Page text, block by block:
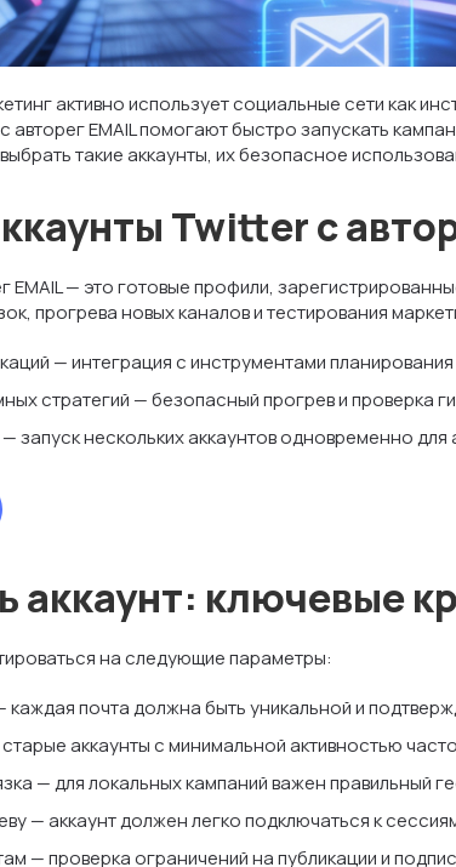
активно использует социальные сети как
авторег EMAIL помогают быстро запускать
такие аккаунты, их безопасное
Twitter с
EMAIL — это готовые профили,
прогрева новых каналов и тестирования
— интеграция с инструментами
стратегий — безопасный прогрев и проверка
запуск нескольких аккаунтов одновременно
аккаунт: ключевые
на следующие параметры:
каждая почта должна быть уникальной и
аккаунты с минимальной активностью
— для локальных кампаний важен правильный
— аккаунт должен легко подключаться к
— проверка ограничений на публикации и